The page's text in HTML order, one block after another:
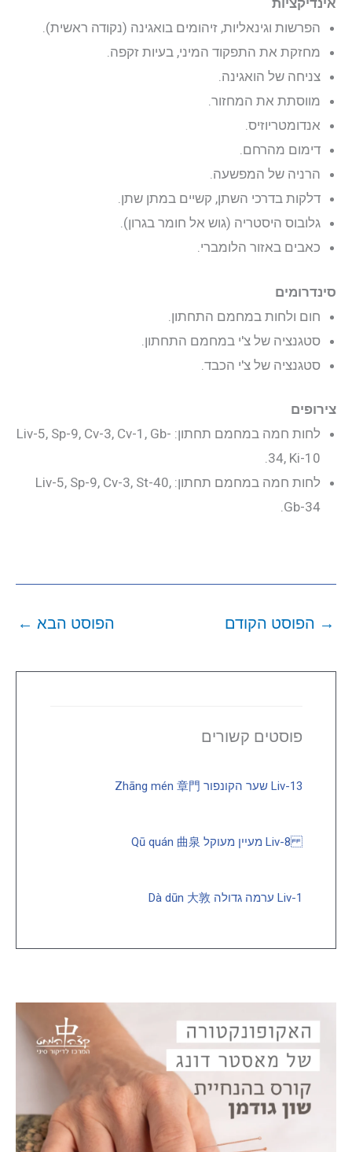
אינדיקציות
הפרשות וגינאליות, זיהומים בואגינה (נקודה ראשית).
מחזקת את התפקוד המיני, בעיות זקפה.
צניחה של הואגינה.
מווסתת את המחזור.
אנדומטריוזיס.
דימום מהרחם.
הרניה של המפשעה.
דלקות בדרכי השתן, קשיים במתן שתן.
גלובוס היסטריה (גוש אל חומר בגרון).
כאבים באזור הלומברי.
סינדרומים
חום ולחות במחמם התחתון.
סטגנציה של צ'י במחמם התחתון.
סטגנציה של צ'י הכבד.
צירופים
לחות חמה במחמם תחתון: Liv-5, Sp-9, Cv-3, Cv-1, Gb-
34, Ki-10.
לחות חמה במחמם תחתון: Liv-5, Sp-9, Cv-3, St-40,
Gb-34.
→ הפוסט הקודם הפוסט הבא ←
פוסטים קשורים
Liv-13 שער הקונפור Zhāng mén 章門
Liv-8 מעיין מעוקל Qū quán 曲泉
Liv-1 ערמה גדולה Dà dūn 大敦